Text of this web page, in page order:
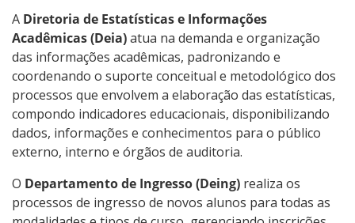
16- Carta de Serviços ao Usuário
17- Indicadores e estatísticas
18- Relatórios de Gestão
19- Publicações Oficiais
20- Consulta a processos
A Diretoria de Estatísticas e Informações
Acadêmicas (Deia)atua na demanda e organização
das informações acadêmicas, padronizando e
coordenando o suporte conceitual e metodológico dos
processos que envolvem a elaboração das estatísticas,
compondo indicadores educacionais, disponibilizando
dados, informações e conhecimentos para o público
externo, interno e órgãos de auditoria.
O Departamento de Ingresso (Deing) realiza os
processos de ingresso de novos alunos para todas as